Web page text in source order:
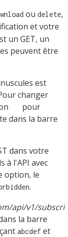
ou delete,
et votre
un GET, un
peuvent être
est
changer
pour
dans la barre
dans votre
à l'API avec
option, le
.
api/v1/subscri
la barre
abcdef et